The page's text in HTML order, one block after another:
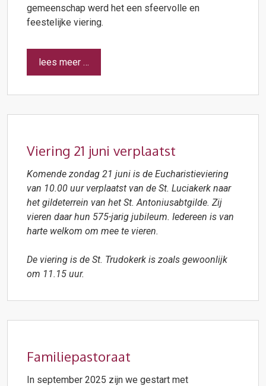
gemeenschap werd het een sfeervolle en
feestelijke viering.
lees meer …
Viering 21 juni verplaatst
Komende zondag 21 juni is de Eucharistieviering
van 10.00 uur verplaatst van de St. Luciakerk naar
het gildeterrein van het St. Antoniusabtgilde. Zij
vieren daar hun 575-jarig jubileum. Iedereen is van
harte welkom om mee te vieren.
De viering is de St. Trudokerk is zoals gewoonlijk
om 11.15 uur.
Familiepastoraat
In september 2025 zijn we gestart met